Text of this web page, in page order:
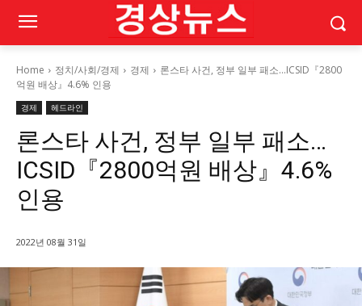
Home 정치/사회/경제 경제
론스타 사건, 정부 일부 패소…ICSID『2800
억원 배상』4.6% 인용
경제 헤드라인
론스타 사건, 정부 일부 패소…
ICSID『2800억원 배상』4.6%
인용
2022년 08월 31일